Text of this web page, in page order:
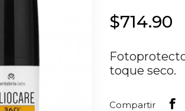
$714.90
toque seco.
Compartir